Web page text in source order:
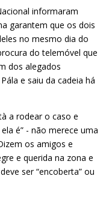
informaram
garantem que os dois
no mesmo dia do
do telemóvel que
dos alegados
e saiu da cadeia há
a rodear o caso e
é” - não merece uma
os amigos e
e querida na zona e
ser “encoberta” ou